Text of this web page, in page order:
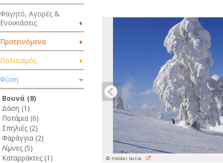
Φαγητό, Αγορές &
Ενοικιάσεις
Προτεινόμενα
Πολιτισμός
Φύση
Βουνά (8)
Δάση (1)
Ποτάμια (6)
Σπηλιές (2)
Φαράγγια (2)
Λίμνες (5)
Καταρράκτες (1)
© nicolas larisa